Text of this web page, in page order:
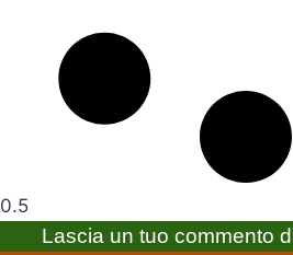
Lascia un tuo commento